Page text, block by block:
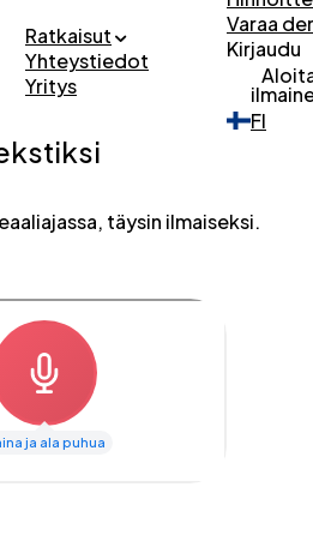
Ratkaisut
Yhteystiedot
Yritys
Varaa
Kirjaudu
FI
täysin ilmaiseksi.